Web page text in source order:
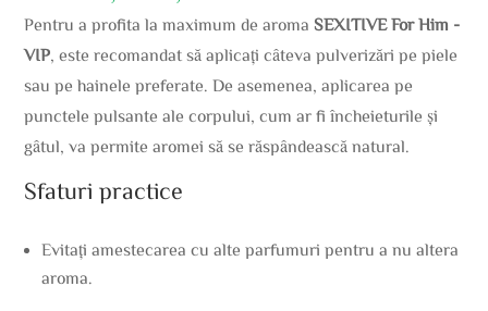
Pentru a profita la maximum de aroma SEXITIVE For Him -
VIP , este recomandat să aplicați câteva pulverizări pe piele
sau pe hainele preferate. De asemenea, aplicarea pe
punctele pulsante ale corpului, cum ar fi încheieturile și
gâtul, va permite aromei să se răspândească natural.
Sfaturi practice
Evitați amestecarea cu alte parfumuri pentru a nu altera
aroma.